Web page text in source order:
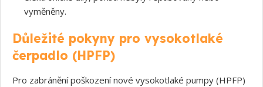
vyměněny.
Důležité pokyny pro vysokotlaké
čerpadlo (HPFP)
Pro zabránění poškození nové vysokotlaké pumpy (HPFP)